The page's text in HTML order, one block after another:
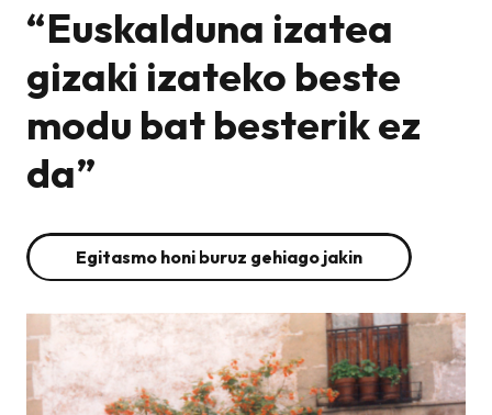
“Euskalduna izatea
gizaki izateko beste
modu bat besterik ez
da”
Egitasmo honi buruz gehiago jakin